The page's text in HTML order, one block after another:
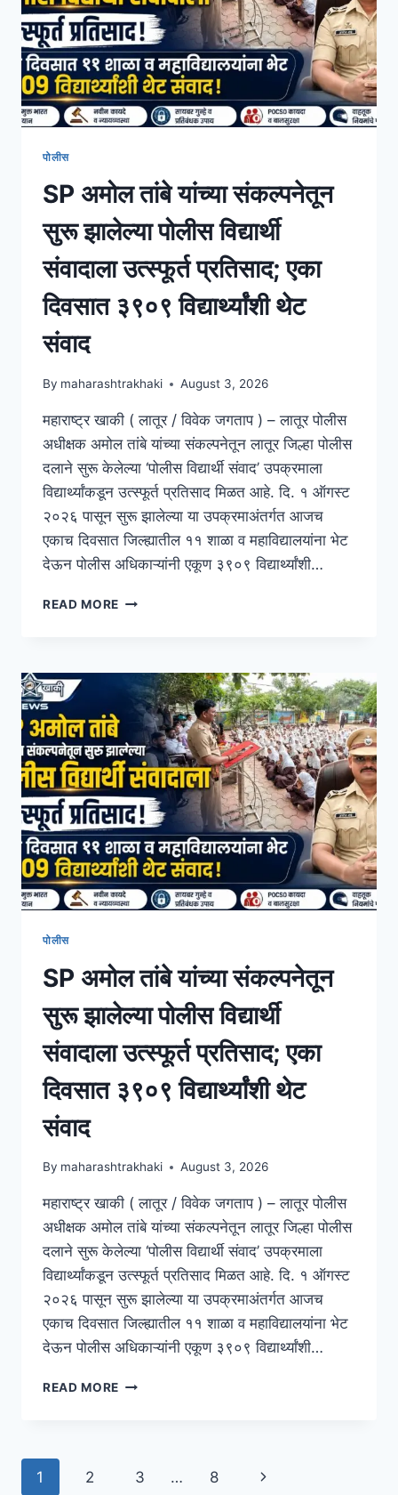
पोलीस
SP अमोल तांबे यांच्या संकल्पनेतून
सुरू झालेल्या पोलीस विद्यार्थी
संवादाला उत्स्फूर्त प्रतिसाद; एका
दिवसात ३९०९ विद्यार्थ्यांशी थेट
संवाद
By maharashtrakhaki August 3, 2026
महाराष्ट्र खाकी ( लातूर / विवेक जगताप ) – लातूर पोलीस
अधीक्षक अमोल तांबे यांच्या संकल्पनेतून लातूर जिल्हा पोलीस
दलाने सुरू केलेल्या ‘पोलीस विद्यार्थी संवाद’ उपक्रमाला
विद्यार्थ्यांकडून उत्स्फूर्त प्रतिसाद मिळत आहे. दि. १ ऑगस्ट
२०२६ पासून सुरू झालेल्या या उपक्रमाअंतर्गत आजच
एकाच दिवसात जिल्ह्यातील ११ शाळा व महाविद्यालयांना भेट
देऊन पोलीस अधिकाऱ्यांनी एकूण ३९०९ विद्यार्थ्यांशी…
READ MORE
पोलीस
SP अमोल तांबे यांच्या संकल्पनेतून
सुरू झालेल्या पोलीस विद्यार्थी
संवादाला उत्स्फूर्त प्रतिसाद; एका
दिवसात ३९०९ विद्यार्थ्यांशी थेट
संवाद
By maharashtrakhaki August 3, 2026
महाराष्ट्र खाकी ( लातूर / विवेक जगताप ) – लातूर पोलीस
अधीक्षक अमोल तांबे यांच्या संकल्पनेतून लातूर जिल्हा पोलीस
दलाने सुरू केलेल्या ‘पोलीस विद्यार्थी संवाद’ उपक्रमाला
विद्यार्थ्यांकडून उत्स्फूर्त प्रतिसाद मिळत आहे. दि. १ ऑगस्ट
२०२६ पासून सुरू झालेल्या या उपक्रमाअंतर्गत आजच
एकाच दिवसात जिल्ह्यातील ११ शाळा व महाविद्यालयांना भेट
देऊन पोलीस अधिकाऱ्यांनी एकूण ३९०९ विद्यार्थ्यांशी…
READ MORE
1 2 3 … 8